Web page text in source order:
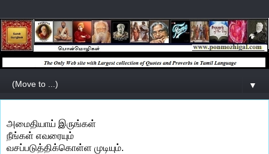
▼
அமைதியாய் இருங்கள்
நீங்கள் எவரையும்
வசப்படுத்திக்கொள்ள முடியும்.